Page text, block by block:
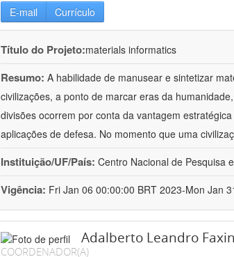
E-mail Currículo
Título do Projeto:materials informatics
Resumo: A habilidade de manusear e sintetizar
civilizações, a ponto de marcar eras da
divisões ocorrem por conta da vantagem
aplicações de defesa. No momento que uma
Instituição/UF/País: Centro Nacional de Pesquisa
Vigência: Fri Jan 06 00:00:00 BRT 2023-Mon Jan
Adalberto Leandro
COORDENADOR(A)